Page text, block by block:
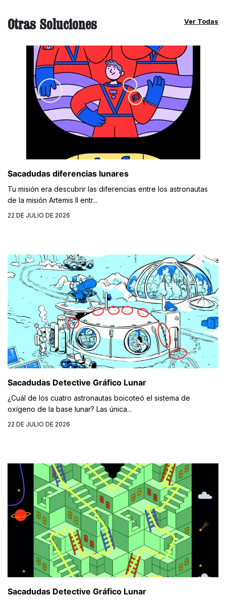
Otras Soluciones Ver Todas
Sacadudas diferencias lunares
Tu misión era descubrir las diferencias entre los astronautas
de la misión Artemis II entr...
22 DE JULIO DE 2026
Sacadudas Detective Gráfico Lunar
¿Cuál de los cuatro astronautas boicoteó el sistema de
oxígeno de la base lunar? Las única...
22 DE JULIO DE 2026
Sacadudas Detective Gráfico Lunar